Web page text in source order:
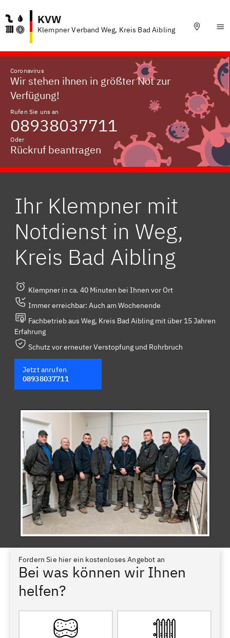
KVW
Klempner Verband Weg, Kreis Bad Aibling
Coronavirus
Wir stehen ihnen in größter Not zur
Verfügung!
Rufen Sie uns an
08938037711
Oder
Rückruf beantragen
Ihr Klempner mit
Notdienst in Weg,
Kreis Bad Aibling
Klempner in ca. 40 Minuten bei Ihnen vor Ort
Immer erreichbar: Auch am Wochenende
Fachbetrieb aus Weg, Kreis Bad Aibling mit über 15 Jahren
Erfahrung
Schutz vor erneuter Verstopfung und Rohrbruch
Jetzt anrufen
08938037711
Fordern Sie hier ein kostenloses Angebot an
Bei was können wir Ihnen
helfen?